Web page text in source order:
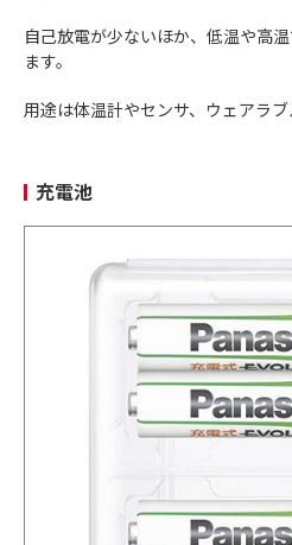
自己放電が少ないほか、低温や高
ます。
用途は体温計やセンサ、ウェアラブ
充電池